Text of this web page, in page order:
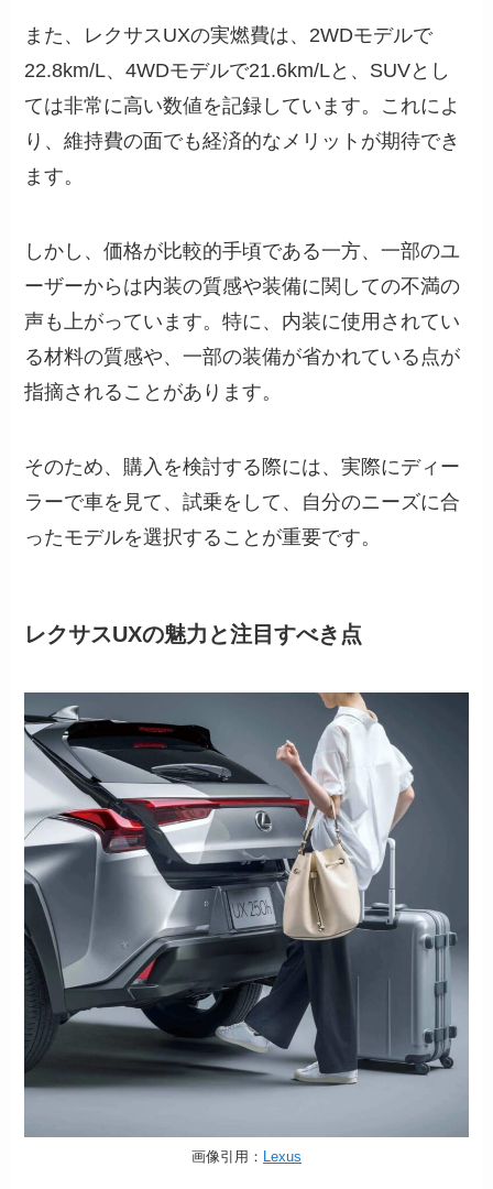
また、レクサスUXの実燃費は、2WDモデルで
22.8km/L、4WDモデルで21.6km/Lと、SUVとし
ては非常に高い数値を記録しています。これによ
り、維持費の面でも経済的なメリットが期待でき
ます。
しかし、価格が比較的手頃である一方、一部のユ
ーザーからは内装の質感や装備に関しての不満の
声も上がっています。特に、内装に使用されてい
る材料の質感や、一部の装備が省かれている点が
指摘されることがあります。
そのため、購入を検討する際には、実際にディー
ラーで車を見て、試乗をして、自分のニーズに合
ったモデルを選択することが重要です。
レクサスUXの魅力と注目すべき点
画像引用： Lexus